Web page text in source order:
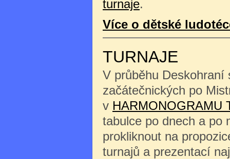
turnaje.
Více o dětské
TURNAJE
V průběhu Deskohraní
začátečnických po
v HARMONOGRAMU
tabulce po dnech a po
prokliknout na
turnajů a prezentací